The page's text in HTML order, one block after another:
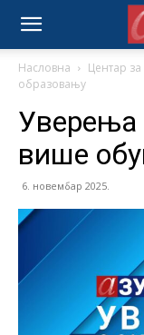
Насловна
Центар
образовању
Уверења
више
6. новембар 2025.